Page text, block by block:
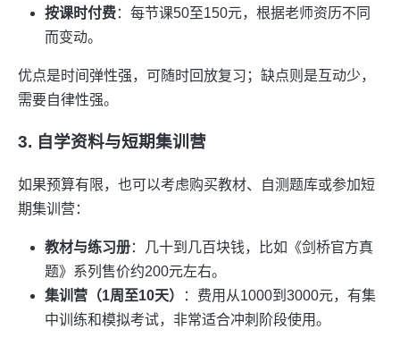
按课时付费：每节课50至150元，根据老师资历不同
而变动。
优点是时间弹性强，可随时回放复习；缺点则是互动少，
需要自律性强。
3. 自学资料与短期集训营
如果预算有限，也可以考虑购买教材、自测题库或参加短
期集训营：
教材与练习册：几十到几百块钱，比如《剑桥官方真
题》系列售价约200元左右。
集训营（1周至10天）
：费用从1000到3000元，有集
中训练和模拟考试，非常适合冲刺阶段使用。